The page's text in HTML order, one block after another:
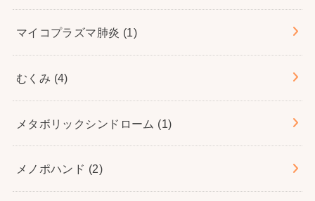
マイコプラズマ肺炎 (1)
むくみ (4)
メタボリックシンドローム (1)
メノポハンド (2)